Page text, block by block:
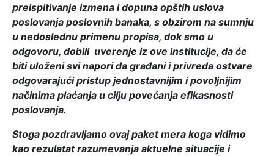
preispitivanje izmena i dopuna opštih uslova
poslovanja poslovnih banaka, s obzirom na sumnju
u nedoslednu primenu propisa, dok smo u
odgovoru, dobili uverenje iz ove institucije, da će
biti uloženi svi naporida građani i privreda ostvare
odgovarajući pristup jednostavnijim i povoljnijim
načinima plaćanja u cilju povećanja efikasnosti
poslovanja.
Stoga pozdravljamo ovaj paket mera koga vidimo
kao rezulatat razumevanja aktuelne situacije i